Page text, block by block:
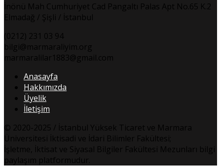
İnönü Mah Cumhuriyet Cad Pangaltı Palas Apt No.65 K.2
Elmadağ / Şişli / İstanbul
(0212) 231 03 94
bilgi@marmaraliyim.org
marmaralilar1883@gmail.com
Anasayfa
Hakkımızda
Üyelik
İletişim
© 2020-2025 / İstanbul Yüksek Ticaret ve Marmara
Üniversitesi İktisadi ve İdari Bilimler Fakültesi;
İşletme, İktisat ve Siyasal Bilgiler Fakültesi Mezunları bilgi
paylaşım platformudur.